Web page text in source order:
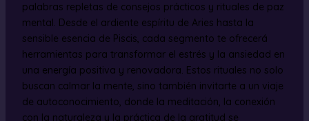
palabras repletas de consejos prácticos y rituales de paz
mental. Desde el ardiente espíritu de Aries hasta la
sensible esencia de Piscis, cada segmento te ofrecerá
herramientas para transformar el estrés y la ansiedad en
una energía positiva y renovadora. Estos rituales no solo
buscan calmar la mente, sino también invitarte a un viaje
de autoconocimiento, donde la meditación, la conexión
con la naturaleza y la práctica de la gratitud se